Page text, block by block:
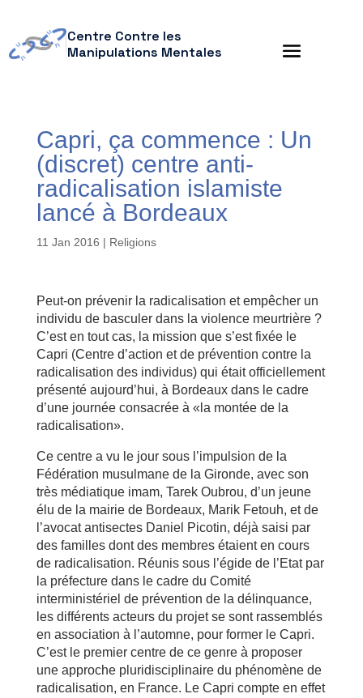
Centre Contre les
Manipulations Mentales
Capri, ça commence : Un
(discret) centre anti-
radicalisation islamiste
lancé à Bordeaux
11 Jan 2016 | Religions
Peut-on prévenir la radicalisation et empêcher un
individu de basculer dans la violence meurtrière ?
C’est en tout cas, la mission que s’est fixée le
Capri (Centre d’action et de prévention contre la
radicalisation des individus) qui était officiellement
présenté aujourd’hui, à Bordeaux dans le cadre
d’une journée consacrée à «la montée de la
radicalisation».
Ce centre a vu le jour sous l’impulsion de la
Fédération musulmane de la Gironde, avec son
très médiatique imam, Tarek Oubrou, d’un jeune
élu de la mairie de Bordeaux, Marik Fetouh, et de
l’avocat antisectes Daniel Picotin, déjà saisi par
des familles dont des membres étaient en cours
de radicalisation. Réunis sous l’égide de l’Etat par
la préfecture dans le cadre du Comité
interministériel de prévention de la délinquance,
les différents acteurs du projet se sont rassemblés
en association à l’automne, pour former le Capri.
C’est le premier centre de ce genre à proposer
une approche pluridisciplinaire du phénomène de
radicalisation, en France. Le Capri compte en effet